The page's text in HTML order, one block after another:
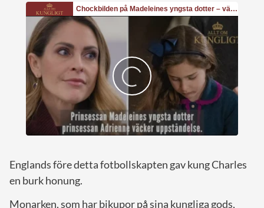
Englands före detta fotbollskapten gav kung Charles
en burk honung.
Monarken, som har bikupor på sina kungliga gods,